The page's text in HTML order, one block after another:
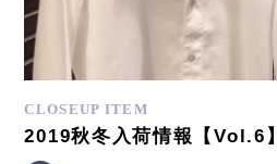
CLOSEUP ITEM
2019秋冬入荷情報【Vol.6】